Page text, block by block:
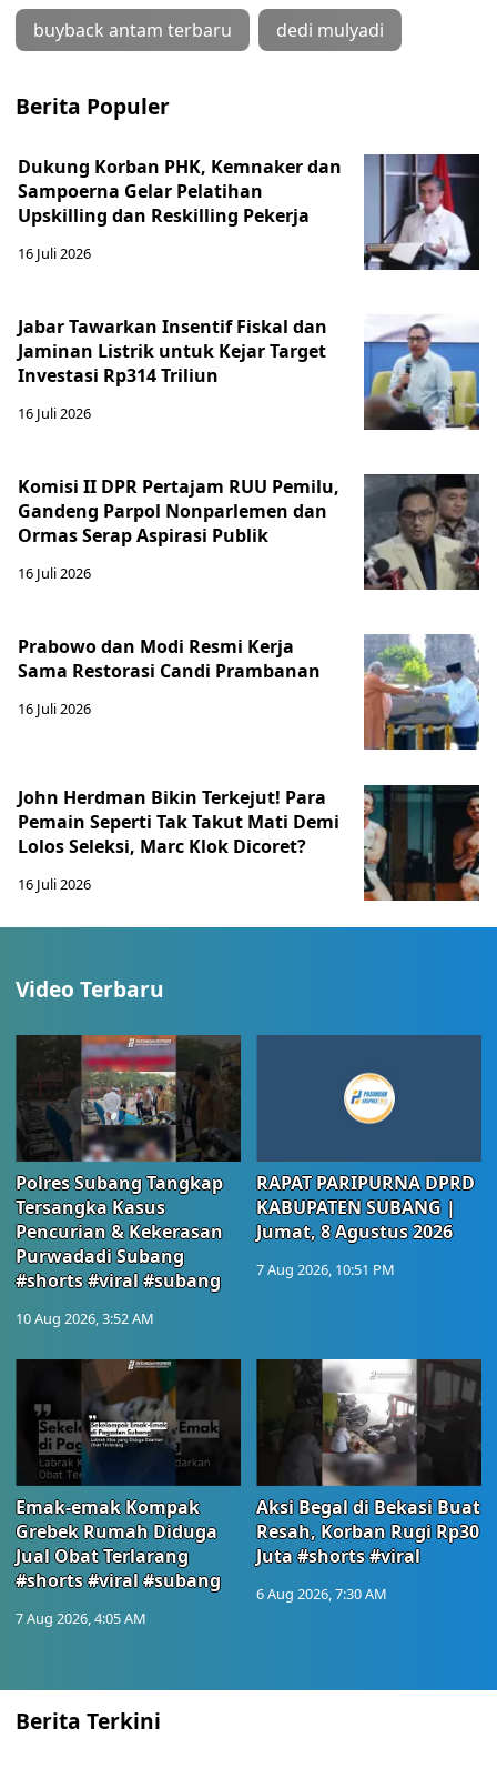
buyback antam terbaru dedi mulyadi
Berita Populer
Dukung Korban PHK, Kemnaker dan
Sampoerna Gelar Pelatihan
Upskilling dan Reskilling Pekerja
16 Juli 2026
Jabar Tawarkan Insentif Fiskal dan
Jaminan Listrik untuk Kejar Target
Investasi Rp314 Triliun
16 Juli 2026
Komisi II DPR Pertajam RUU Pemilu,
Gandeng Parpol Nonparlemen dan
Ormas Serap Aspirasi Publik
16 Juli 2026
Prabowo dan Modi Resmi Kerja
Sama Restorasi Candi Prambanan
16 Juli 2026
John Herdman Bikin Terkejut! Para
Pemain Seperti Tak Takut Mati Demi
Lolos Seleksi, Marc Klok Dicoret?
16 Juli 2026
Video Terbaru
Polres Subang Tangkap
Tersangka Kasus
Pencurian & Kekerasan
Purwadadi Subang
#shorts #viral #subang
10 Aug 2026, 3:52 AM
RAPAT PARIPURNA DPRD
KABUPATEN SUBANG |
Jumat, 8 Agustus 2026
7 Aug 2026, 10:51 PM
Emak-emak Kompak
Grebek Rumah Diduga
Jual Obat Terlarang
#shorts #viral #subang
7 Aug 2026, 4:05 AM
Aksi Begal di Bekasi Buat
Resah, Korban Rugi Rp30
Juta #shorts #viral
6 Aug 2026, 7:30 AM
Berita Terkini